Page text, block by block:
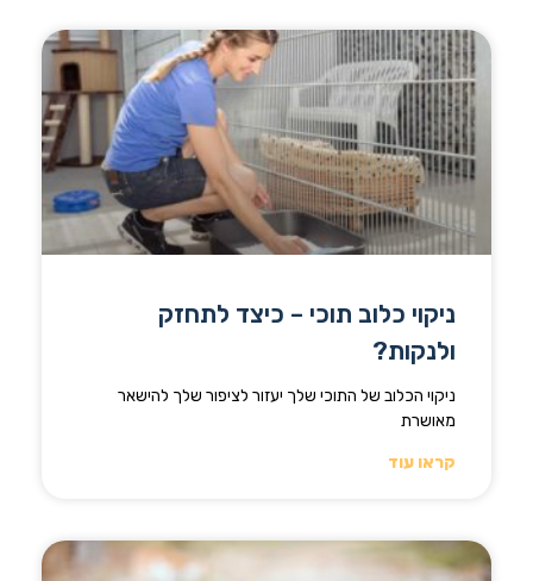
ניקוי כלוב תוכי – כיצד לתחזק
ולנקות?
ניקוי הכלוב של התוכי שלך יעזור לציפור שלך להישאר
מאושרת
קראו עוד